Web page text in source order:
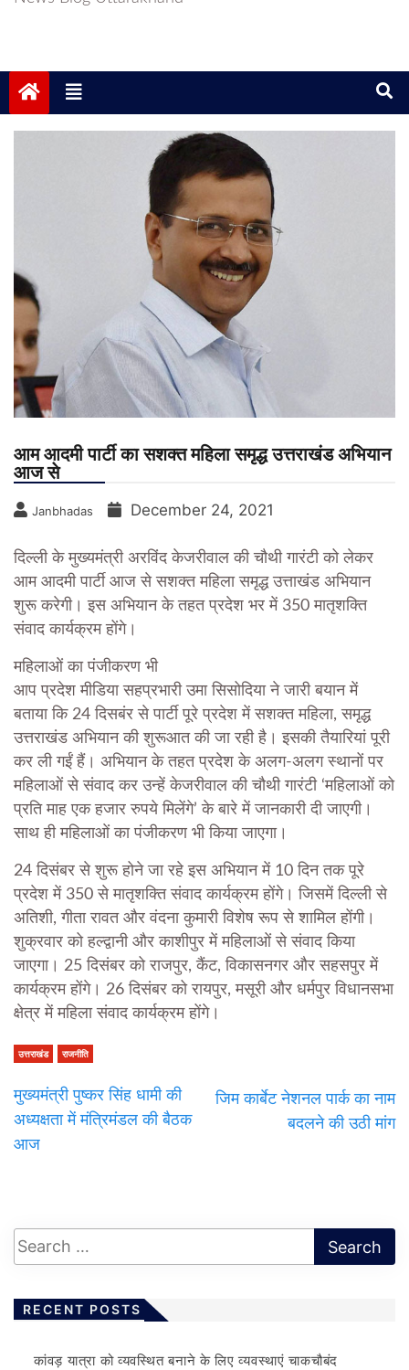
आम आदमी पार्टी का सशक्त महिला समृद्ध उत्तराखंड अभियान
आज से
Janbhadas December 24, 2021
दिल्ली के मुख्यमंत्री अरविंद केजरीवाल की चौथी गारंटी को लेकर
आम आदमी पार्टी आज से सशक्त महिला समृद्ध उत्ताखंड अभियान
शुरू करेगी। इस अभियान के तहत प्रदेश भर में 350 मातृशक्ति
संवाद कार्यक्रम होंगे।
महिलाओं का पंजीकरण भी
आप प्रदेश मीडिया सहप्रभारी उमा सिसोदिया ने जारी बयान में
बताया कि 24 दिसबंर से पार्टी पूरे प्रदेश में सशक्त महिला, समृद्ध
उत्तराखंड अभियान की शुरूआत की जा रही है। इसकी तैयारियां पूरी
कर ली गईं हैं। अभियान के तहत प्रदेश के अलग-अलग स्थानों पर
महिलाओं से संवाद कर उन्हें केजरीवाल की चौथी गारंटी ‘महिलाओं को
प्रति माह एक हजार रुपये मिलेंगे’ के बारे में जानकारी दी जाएगी।
साथ ही महिलाओं का पंजीकरण भी किया जाएगा।
24 दिसंबर से शुरू होने जा रहे इस अभियान में 10 दिन तक पूरे
प्रदेश में 350 से मातृशक्ति संवाद कार्यक्रम होंगे। जिसमें दिल्ली से
अतिशी, गीता रावत और वंदना कुमारी विशेष रूप से शामिल होंगी।
शुक्रवार को हल्द्वानी और काशीपुर में महिलाओं से संवाद किया
जाएगा। 25 दिसंबर को राजपुर, कैंट, विकासनगर और सहसपुर में
कार्यक्रम होंगे। 26 दिसंबर को रायपुर, मसूरी और धर्मपुर विधानसभा
क्षेत्र में महिला संवाद कार्यक्रम होंगे।
उत्तराखंड राजनीति
मुख्यमंत्री पुष्कर सिंह धामी की
अध्यक्षता में मंत्रिमंडल की बैठक
आज
जिम कार्बेट नेशनल पार्क का नाम
बदलने की उठी मांग
RECENT POSTS
कांवड़ यात्रा को व्यवस्थित बनाने के लिए व्यवस्थाएं चाकचौबंद